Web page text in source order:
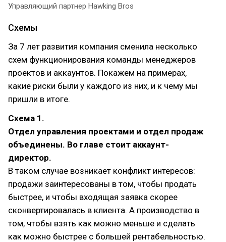
Управляющий партнер Hawking Bros
Схемы
За 7 лет развития компания сменила несколько
схем функционирования команды менеджеров
проектов и аккаунтов. Покажем на примерах,
какие риски были у каждого из них, и к чему мы
пришли в итоге.
Схема 1.
Отдел управления проектами и отдел продаж
объединены. Во главе стоит аккаунт-
директор.
В таком случае возникает конфликт интересов:
продажи заинтересованы в том, чтобы продать
быстрее, и чтобы входящая заявка скорее
сконвертировалась в клиента. А производство в
том, чтобы взять как можно меньше и сделать
как можно быстрее с большей рентабельностью.